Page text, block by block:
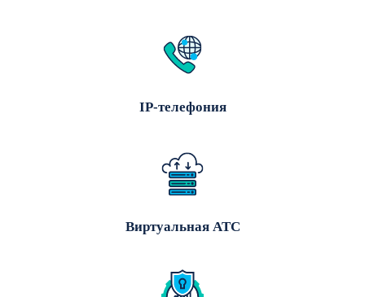
IP-телефония
Виртуальная АТС